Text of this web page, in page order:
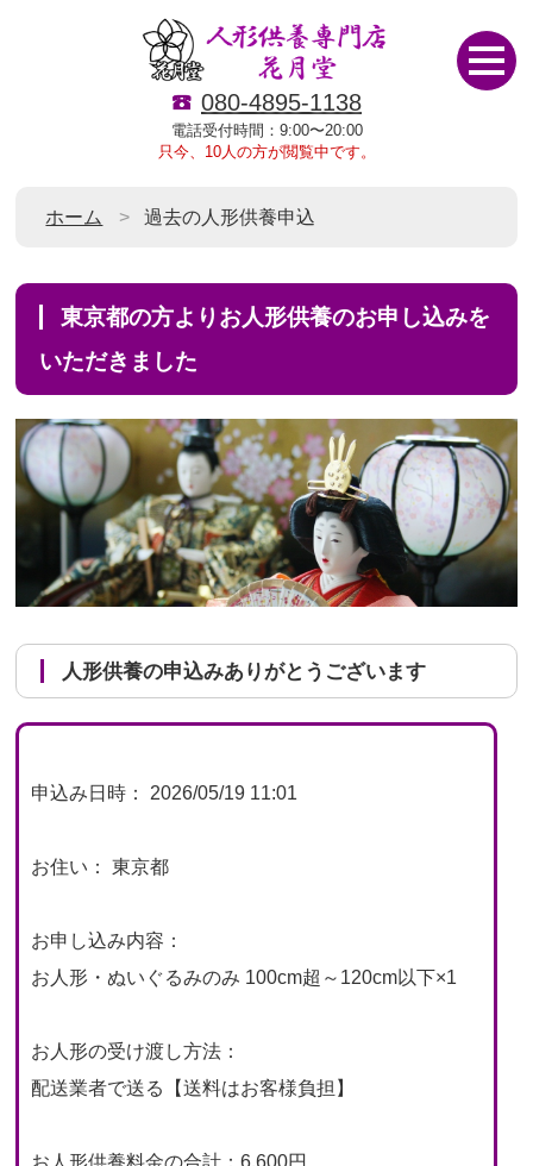
080-4895-1138
電話受付時間：9:00〜20:00
只今、10人の方が閲覧中です。
ホーム 過去の人形供養申込
東京都の方よりお人形供養のお申し込みを
いただきました
人形供養の申込みありがとうございます
申込み日時： 2026/05/19 11:01
お住い： 東京都
お申し込み内容：
お人形・ぬいぐるみのみ 100cm超～120cm以下×1
お人形の受け渡し方法：
配送業者で送る【送料はお客様負担】